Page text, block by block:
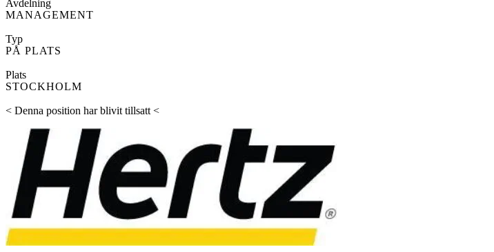
Avdelning
MANAGEMENT
Typ
PÅ PLATS
Plats
STOCKHOLM
< Denna position har blivit tillsatt <